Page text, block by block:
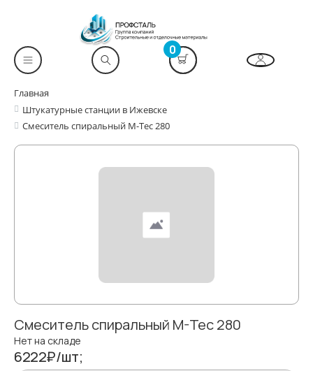
0
Главная
Штукатурные станции в Ижевске
Смеситель спиральный M-Tec 280
Смеситель спиральный M-Tec 280
Нет на складе
6222₽/шт;